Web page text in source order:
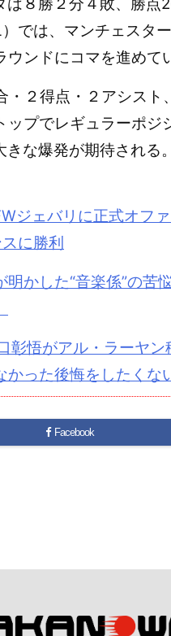
では、マンチェスタ
ンドにコマを進めて
２得点・２アシスト
プでレギュラーポジ
な爆発が期待される。
ジェバリに正式オフ
に勝利
明かした“音楽係”の
彰悟がアル・ラーヤ
った後悔をしたくな
Facebook